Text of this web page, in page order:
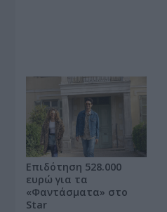
Επιδότηση 528.000
ευρώ για τα
«Φαντάσματα» στο
Star